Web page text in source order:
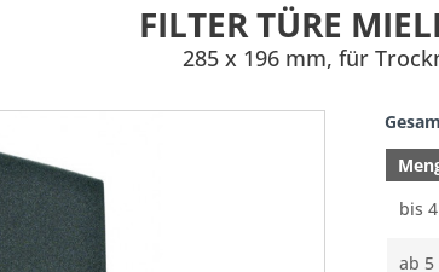
FILTER TÜRE
285 x 196 mm, für
bis4
ab 5